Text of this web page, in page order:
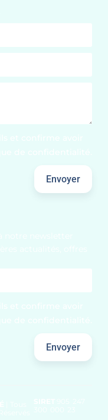
Envoyer
Envoyer